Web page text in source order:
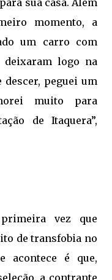
sua casa. Além
momento, a
um carro com
deixaram logo na
peguei um
muito para
de Itaquera”,
vez que
de transfobia no
acontece é que,
a contrante